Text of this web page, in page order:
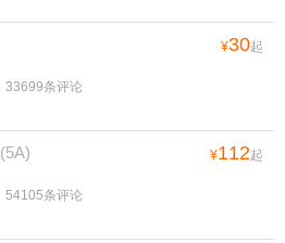
¥30起
33699条评论
(5A) ¥112起
54105条评论